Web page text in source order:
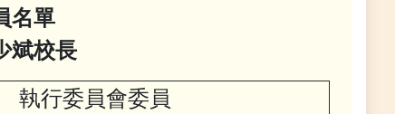
名單
校長
執行委員會委員